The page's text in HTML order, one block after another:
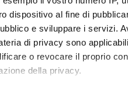
dispositivo al fine di
e sviluppare i servizi.
di privacy sono
o revocare il proprio
della privacy.